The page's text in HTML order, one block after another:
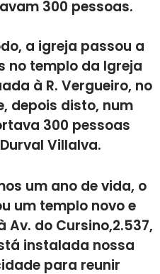
300 pessoas.
a igreja passou a
no templo da Igreja
à R. Vergueiro, no
depois disto, num
300 pessoas
Villalva.
um ano de vida, o
um templo novo e
do Cursino,2.537,
instalada nossa
para reunir